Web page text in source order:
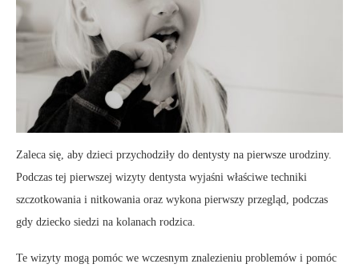
Zaleca się, aby dzieci przychodziły do ​​dentysty na pierwsze urodziny.
Podczas tej pierwszej wizyty dentysta wyjaśni właściwe techniki
szczotkowania i nitkowania oraz wykona pierwszy przegląd, podczas
gdy dziecko siedzi na kolanach rodzica.
Te wizyty mogą pomóc we wczesnym znalezieniu problemów i pomóc